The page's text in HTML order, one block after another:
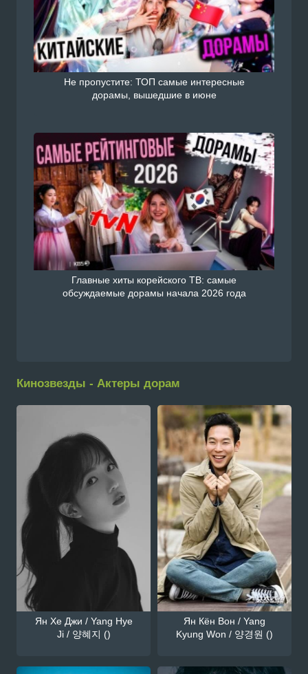
Не пропустите: ТОП самые интересные
дорамы, вышедшие в июне
Главные хиты корейского ТВ: самые
обсуждаемые дорамы начала 2026 года
Кинозвезды - Актеры дорам
Ян Хе Джи / Yang Hye
Ji / 양혜지 ()
Ян Кён Вон / Yang
Kyung Won / 양경원 ()